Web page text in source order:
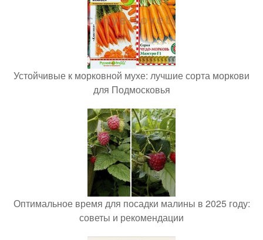
Устойчивые к морковной мухе: лучшие сорта моркови
для Подмосковья
Оптимальное время для посадки малины в 2025 году:
советы и рекомендации